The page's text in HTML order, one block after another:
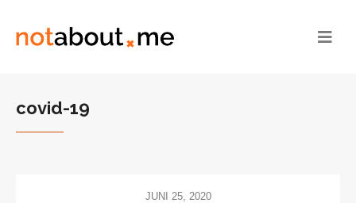
covid-19
JUNI 25, 2020